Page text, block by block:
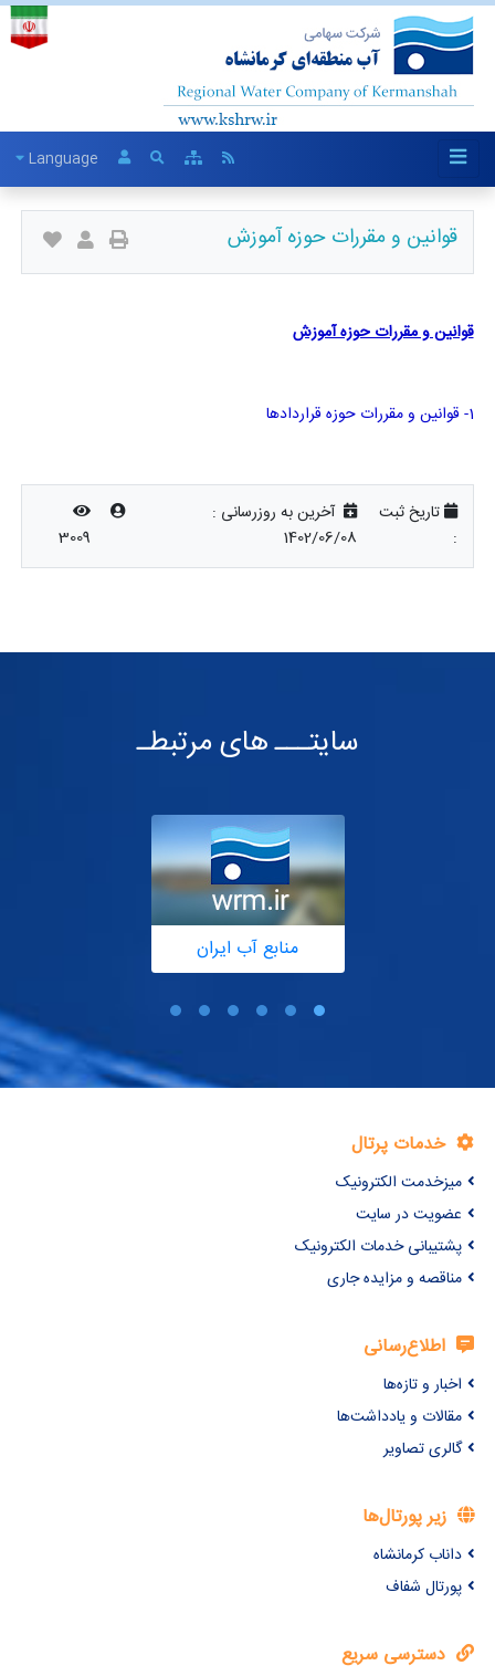
Language
قوانین و مقررات حوزه آموزش
قوانین و مقررات حوزه آموزش
1- قوانین و مقررات حوزه قراردادها
تاریخ ثبت
:
آخرین به روزرسانی :
1402/06/08
3009
سایتـــ های مرتبطـ
منابع آب ایران
خدمات پرتال
میزخدمت الکترونیک
عضویت در سایت
پشتیبانی خدمات الکترونیک
مناقصه و مزایده جاری
اطلاع‌رسانی
اخبار و تازه‌ها
مقالات و یادداشت‌ها
گالری تصاویر
زیر پورتال‌ها
داناب کرمانشاه
پورتال شفاف
دسترسی سریع